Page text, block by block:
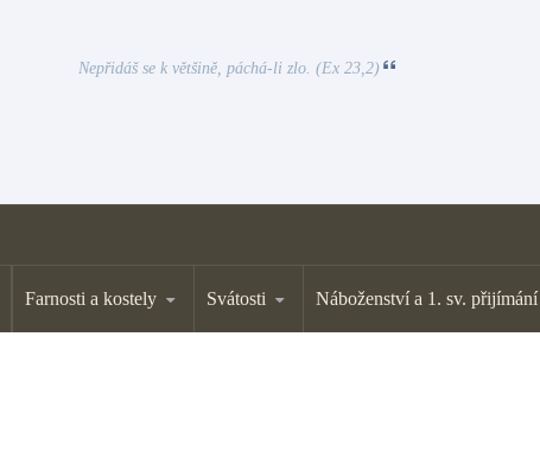
Nepřidáš se k většině, páchá-li zlo. (Ex 23,2)
Farnosti a kostely Svátosti Náboženství a 1. sv. přijímání